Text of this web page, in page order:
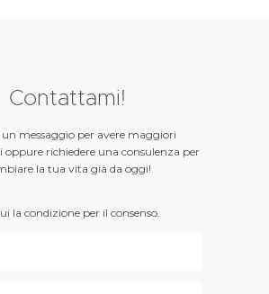
Contattami!
messaggio per avere maggiori
richiedere una consulenza per
la tua vita già da oggi!
la condizione per il consenso.